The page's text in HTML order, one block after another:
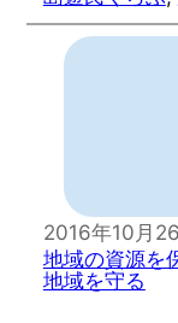
2016年10月
地域の資源を
地域を守る